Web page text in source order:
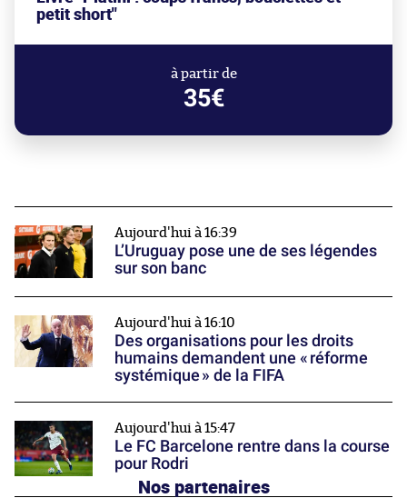
petit short"
à partir de
35€
Aujourd'hui à 16:39
L’Uruguay pose une de ses légendes
sur son banc
Aujourd'hui à 16:10
Des organisations pour les droits
humains demandent une « réforme
systémique » de la FIFA
Aujourd'hui à 15:47
Le FC Barcelone rentre dans la course
pour Rodri
Nos partenaires